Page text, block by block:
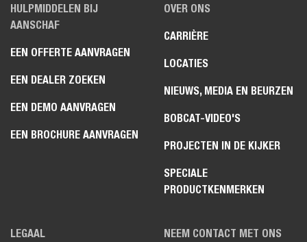
HULPMIDDELEN BIJ
AANSCHAF
EEN OFFERTE AANVRAGEN
EEN DEALER ZOEKEN
EEN DEMO AANVRAGEN
EEN BROCHURE AANVRAGEN
OVER ONS
CARRIÈRE
LOCATIES
NIEUWS, MEDIA EN BEURZEN
BOBCAT-VIDEO'S
PROJECTEN IN DE KIJKER
SPECIALE
PRODUCTKENMERKEN
LEGAAL
NEEM CONTACT MET ONS